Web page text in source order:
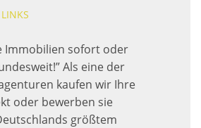
Immobilien sofort oder
Als eine der
kaufen wir Ihre
oder bewerben sie
größtem